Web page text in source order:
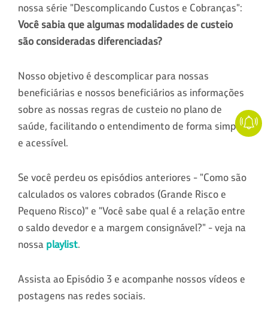
nossa série "Descomplicando Custos e Cobranças":
Você sabia que algumas modalidades de custeio
são consideradas diferenciadas?
Nosso objetivo é descomplicar para nossas
beneficiárias e nossos beneficiários as informações
sobre as nossas regras de custeio no plano de
saúde, facilitando o entendimento de forma simples
e acessível.
Se você perdeu os episódios anteriores - "Como são
calculados os valores cobrados (Grande Risco e
Pequeno Risco)" e "Você sabe qual é a relação entre
o saldo devedor e a margem consignável?" - veja na
nossa playlist.
Assista ao Episódio 3 e acompanhe nossos vídeos e
postagens nas redes sociais.